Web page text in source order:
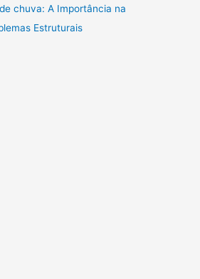
chuva: A Importância na
Estruturais